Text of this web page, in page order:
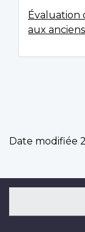
Évaluation
aux
Date modifiée